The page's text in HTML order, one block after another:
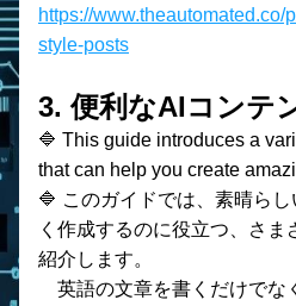
https://www.theautomated.co/
style-posts
3. 便利なAIコンテ
🔷 This guide introduces a
that can help you create
🔷 このガイドでは、素晴ら
く作成するのに役立つ、さま
紹介します。
英語の文章を書くだけでな